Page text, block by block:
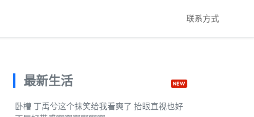
联系方式
最新生活
卧槽 丁禹兮这个抹笑给我看爽了 抬眼直视也好